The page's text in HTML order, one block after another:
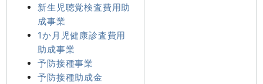
新生児聴覚検査費用助
成事業
1か月児健康診査費用
助成事業
予防接種事業
予防接種助成金